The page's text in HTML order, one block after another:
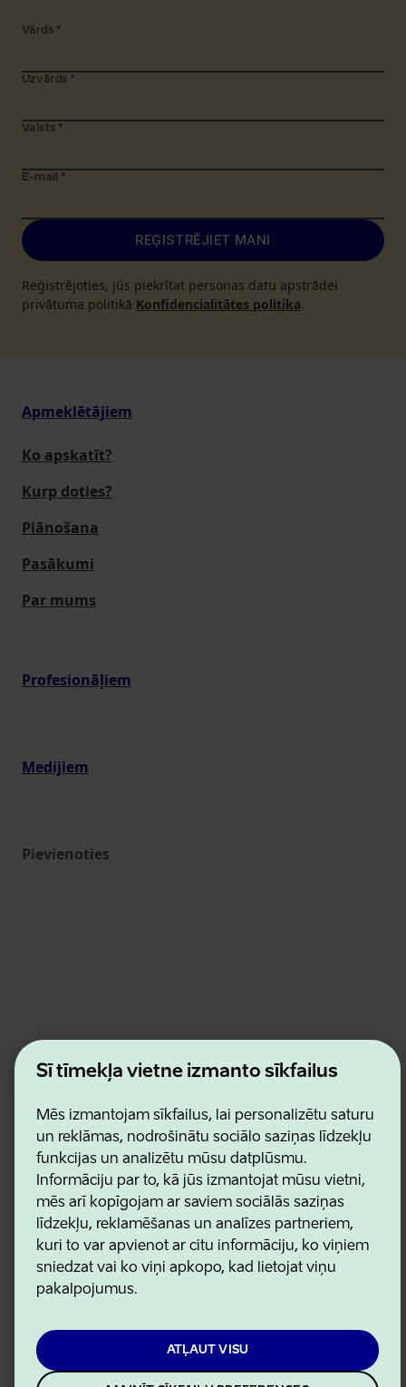
Šī tīmekļa vietne izmanto sīkfailus
Mēs izmantojam sīkfailus, lai personalizētu saturu
un reklāmas, nodrošinātu sociālo saziņas līdzekļu
funkcijas un analizētu mūsu datplūsmu.
Informāciju par to, kā jūs izmantojat mūsu vietni,
mēs arī kopīgojam ar saviem sociālās saziņas
līdzekļu, reklamēšanas un analīzes partneriem,
kuri to var apvienot ar citu informāciju, ko viņiem
sniedzat vai ko viņi apkopo, kad lietojat viņu
pakalpojumus.
ATĻAUT VISU
Vārds *
Uzvārds *
Valsts *
E-mail *
REĢISTRĒJIET MANI
Reģistrējoties, jūs piekrītat personas datu apstrādei
privātuma politikā Konfidencialitātes politika.
Apmeklētājiem
Ko apskatīt?
Kurp doties?
Plānošana
Pasākumi
Par mums
Profesionāļiem
Medijiem
Pievienoties
Estonian Business and Innovation Agency
Kontakti
Lietošanas noteikumi
Sīkdatņu un konfidencialitātes politika